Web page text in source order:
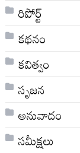
రిపోర్ట్
కథనం
కవిత్వం
సృజన
అనువాదం
సమీక్షలు